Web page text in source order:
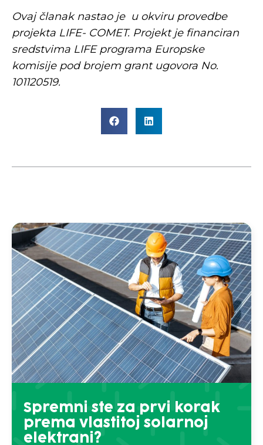
Ovaj članak nastao je u okviru provedbe
projekta LIFE- COMET. Projekt je financiran
sredstvima LIFE programa Europske
komisije pod brojem grant ugovora No.
101120519.
Spremni ste za prvi korak
prema vlastitoj solarnoj
elektrani?